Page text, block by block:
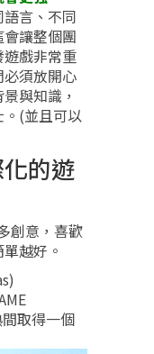
言、不同
讓整個團
戲非常重
須放開心
與知識，
(並且可以
的遊
創意，喜歡
越好。
取得一個